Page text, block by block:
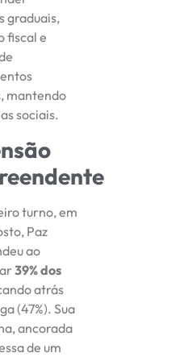
graduais,
fiscal e
mantendo
sociais.
turno, em
Paz
ao
39% dos
atrás
(47%). Sua
ancorada
de um